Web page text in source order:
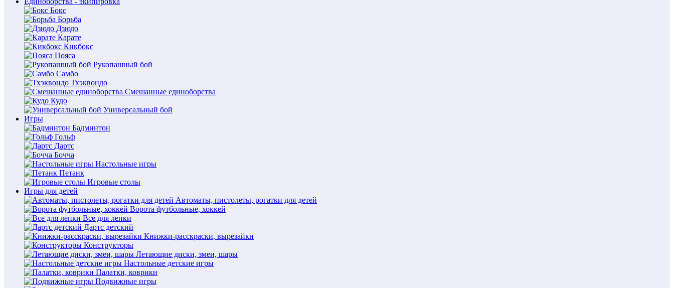
Бокс
Борьба
Дзюдо
Карате
Кикбокс
Пояса
Рукопашный бой
Самбо
Тхэквондо
Смешанные единоборства
Кудо
Универсальный бой
Игры
Бадминтон
Гольф
Дартс
Бочча
Настольные игры
Петанк
Игровые столы
Игры для детей
Автоматы, пистолеты, рогатки для детей
Ворота футбольные, хоккей
Все для лепки
Дартс детский
Книжки-расскраски, вырезайки
Конструкторы
Летающие диски, змеи, шары
Настольные детские игры
Палатки, коврики
Подвижные игры